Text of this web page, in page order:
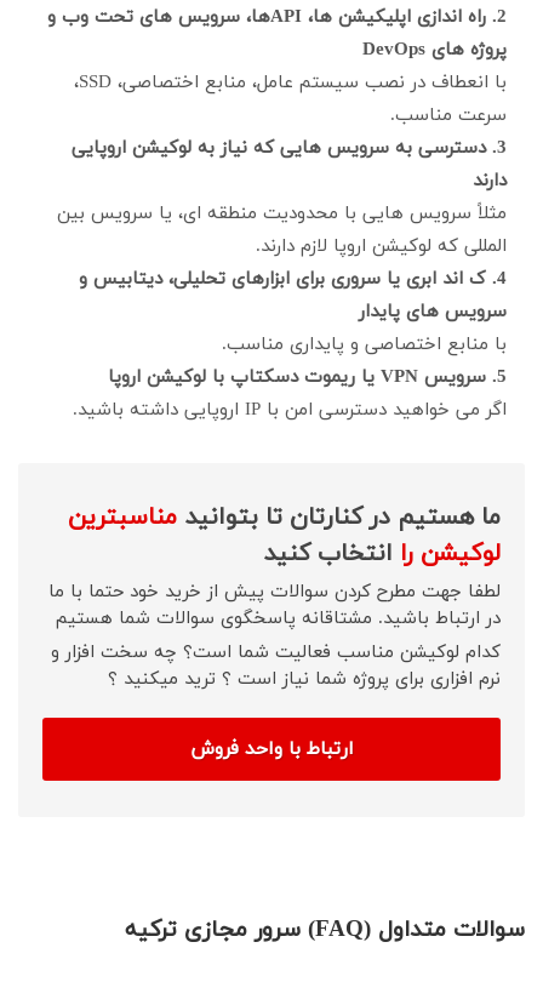
2. راه اندازی اپلیکیشن ها، APIها، سرویس های تحت وب و
پروژه های DevOps
با انعطاف در نصب سیستم عامل، منابع اختصاصی، SSD،
سرعت مناسب.
3. دسترسی به سرویس هایی که نیاز به لوکیشن اروپایی
دارند
مثلاً سرویس هایی با محدودیت منطقه ای، یا سرویس بین
المللی که لوکیشن اروپا لازم دارند.
4. ک اند ابری یا سروری برای ابزارهای تحلیلی، دیتابیس و
سرویس های پایدار
با منابع اختصاصی و پایداری مناسب.
5. سرویس VPN یا ریموت دسکتاپ با لوکیشن اروپا
اگر می خواهید دسترسی امن با IP اروپایی داشته باشید.
ما هستیم در کنارتان تا بتوانید مناسبترین
لوکیشن را انتخاب کنید
لطفا جهت مطرح کردن سوالات پیش از خرید خود حتما با ما
در ارتباط باشید. مشتاقانه پاسخگوی سوالات شما هستیم
کدام لوکیشن مناسب فعالیت شما است؟ چه سخت افزار و
نرم افزاری برای پروژه شما نیاز است ؟ ترید میکنید ؟
ارتباط با واحد فروش
سوالات متداول (FAQ) سرور مجازی ترکیه